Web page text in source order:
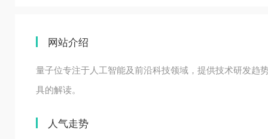
网站介绍
量子位专注于人工智能及前沿科技领域，提供技术研发趋
具的解读。
人气走势